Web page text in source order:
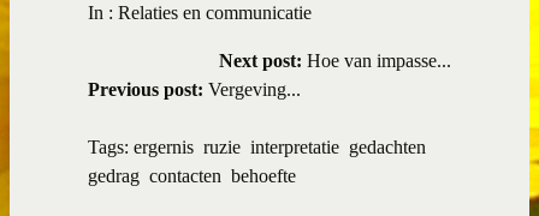
In : Relaties en communicatie
Next post: Hoe van impasse...
Previous post: Vergeving...
Tags: ergernis ruzie interpretatie gedachten
gedrag contacten behoefte